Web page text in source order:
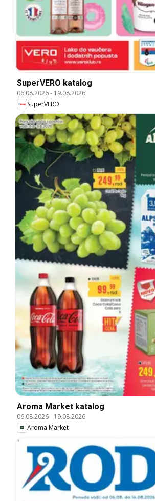
SuperVERO katalog
06.08.2026- 19.08.2026
SuperVERO
Aroma Market katalog
06.08.2026- 19.08.2026
Aroma Market